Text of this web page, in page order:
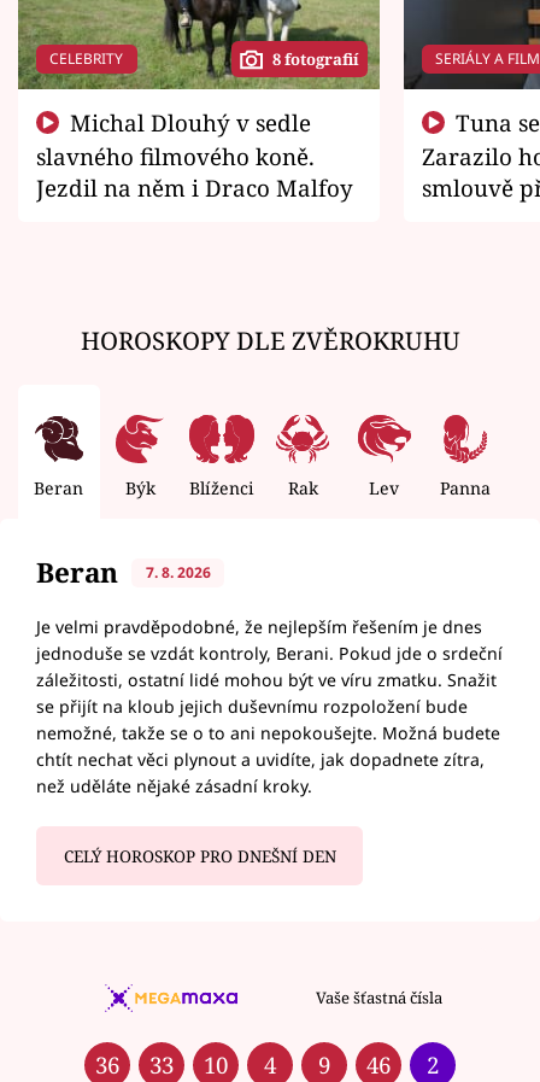
CELEBRITY 8 fotografií
slavného filmového koně.
Jezdil na něm i Draco Malfoy
SERIÁLY A
Zarazilo
smlouvě
HOROSKOPY DLE ZVĚROKRUHU
Beran Býk Blíženci Rak Lev Panna
Beran 7. 8. 2026
Je velmi pravděpodobné, že nejlepším řešením je dnes
jednoduše se vzdát kontroly, Berani. Pokud jde o srdeční
záležitosti, ostatní lidé mohou být ve víru zmatku. Snažit
se přijít na kloub jejich duševnímu rozpoložení bude
nemožné, takže se o to ani nepokoušejte. Možná budete
chtít nechat věci plynout a uvidíte, jak dopadnete zítra,
než uděláte nějaké zásadní kroky.
CELÝ HOROSKOP PRO DNEŠNÍ DEN
Vaše šťastná čísla
36 33 10 4 9 46 2